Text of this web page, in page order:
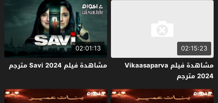
02:15:23
مشاهدة فيلم Vikaasaparva
2024 مترجم
02:01:13
مشاهدة فيلم Savi 2024 مترجم